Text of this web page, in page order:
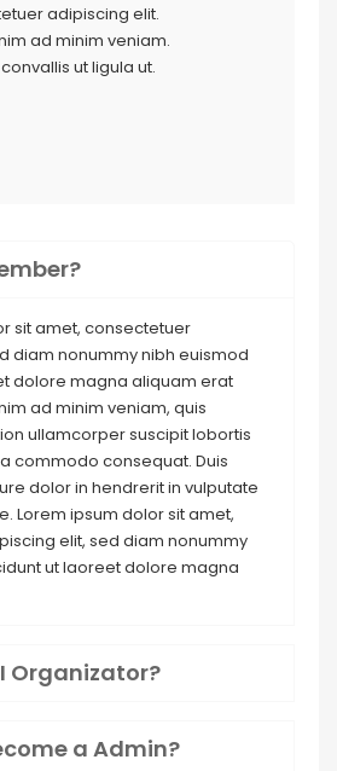
adipiscing elit.
ad minim veniam.
ut ligula ut.
sit amet, consectetuer
diam nonummy nibh euismod
dolore magna aliquam erat
ad minim veniam, quis
ullamcorper suscipit lobortis
commodo consequat. Duis
dolor in hendrerit in vulputate
Lorem ipsum dolor sit amet,
elit, sed diam nonummy
ut laoreet dolore magna
Organizator?
a Admin?